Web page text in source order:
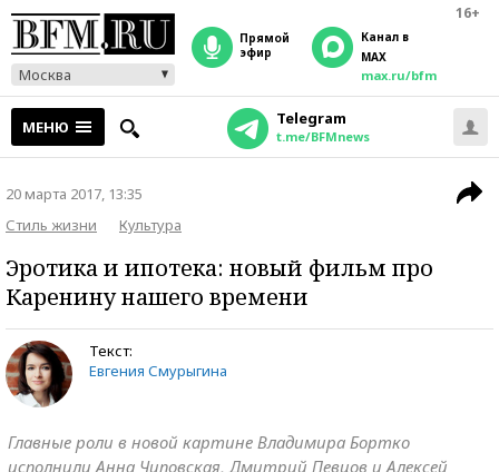
16+
Москва
прямой
эфир
Канал в
MAX
max.ru/bfm
МЕНЮ Telegram
t.me/BFMnews
20 марта 2017, 13:35
Стиль жизни
Культура
Эротика и ипотека: новый фильм про
Каренину нашего времени
Текст:
Евгения Смурыгина
Главные роли в новой картине Владимира Бортко
исполнили Анна Чиповская, Дмитрий Певцов и Алексей